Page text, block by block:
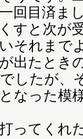
回目済ま
すと次が
それまで
出たとき
したが、
なった模
ってくれ